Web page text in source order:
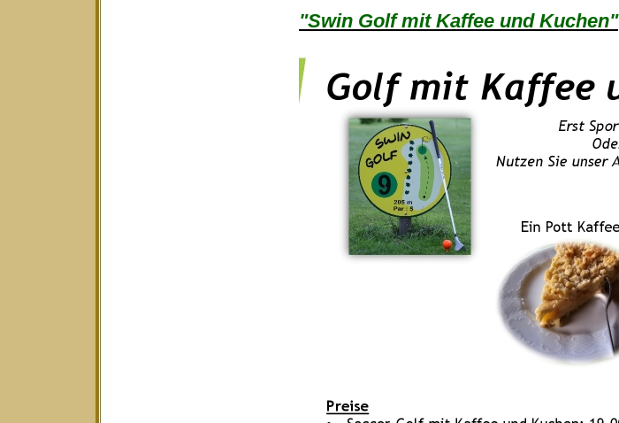
"Swin Golf mit Kaffee und Kuchen"